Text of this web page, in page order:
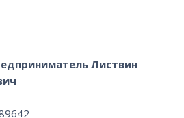
Листвин